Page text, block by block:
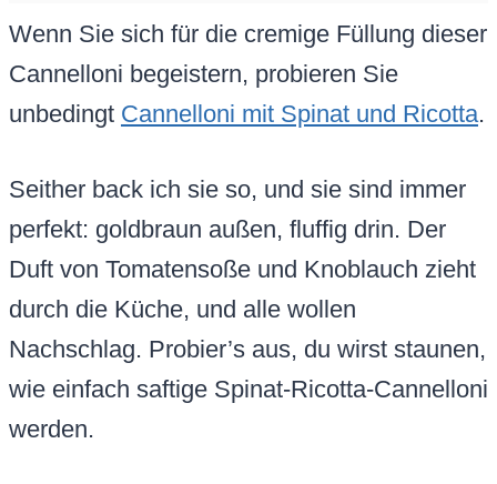
Wenn Sie sich für die cremige Füllung dieser
Cannelloni begeistern, probieren Sie
unbedingt Cannelloni mit Spinat und Ricotta.
Seither back ich sie so, und sie sind immer
perfekt: goldbraun außen, fluffig drin. Der
Duft von Tomatensoße und Knoblauch zieht
durch die Küche, und alle wollen
Nachschlag. Probier’s aus, du wirst staunen,
wie einfach saftige Spinat-Ricotta-Cannelloni
werden.